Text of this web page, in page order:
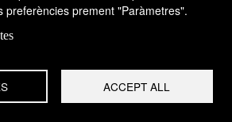
, “Cahiers de Civilisation
2, Universitat de Poitiers 1958,
preferències prement "Paràmetres".
ACCEPT ALL